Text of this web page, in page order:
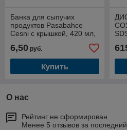
Банка для сыпучих
продуктов Pasabahce
Cesni с крышкой, 420 мл,
6,50 руб.
Купить
О нас
Рейтинг не сформирован
Менее 5 отзывов за